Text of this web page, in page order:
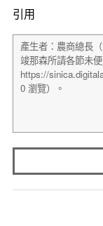
引用